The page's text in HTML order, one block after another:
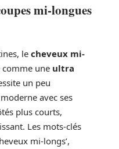
mi-longues
le cheveux mi-
une ultra
un peu
avec ses
plus courts,
Les mots-clés
mi-longs’,